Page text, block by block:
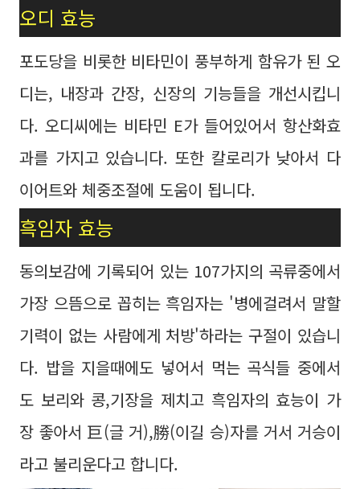
오디 효능
포도당을 비롯한 비타민이 풍부하게 함유가 된 오
디는, 내장과 간장, 신장의 기능들을 개선시킵니
다. 오디씨에는 비타민 E가 들어있어서 항산화효
과를 가지고 있습니다. 또한 칼로리가 낮아서 다
이어트와 체중조절에 도움이 됩니다.
흑임자 효능
동의보감에 기록되어 있는 107가지의 곡류중에서
가장 으뜸으로 꼽히는 흑임자는 '병에걸려서 말할
기력이 없는 사람에게 처방'하라는 구절이 있습니
다. 밥을 지을때에도 넣어서 먹는 곡식들 중에서
도 보리와 콩,기장을 제치고 흑임자의 효능이 가
장 좋아서 巨(글 거),勝(이길 승)자를 거서 거승이
라고 불리운다고 합니다.